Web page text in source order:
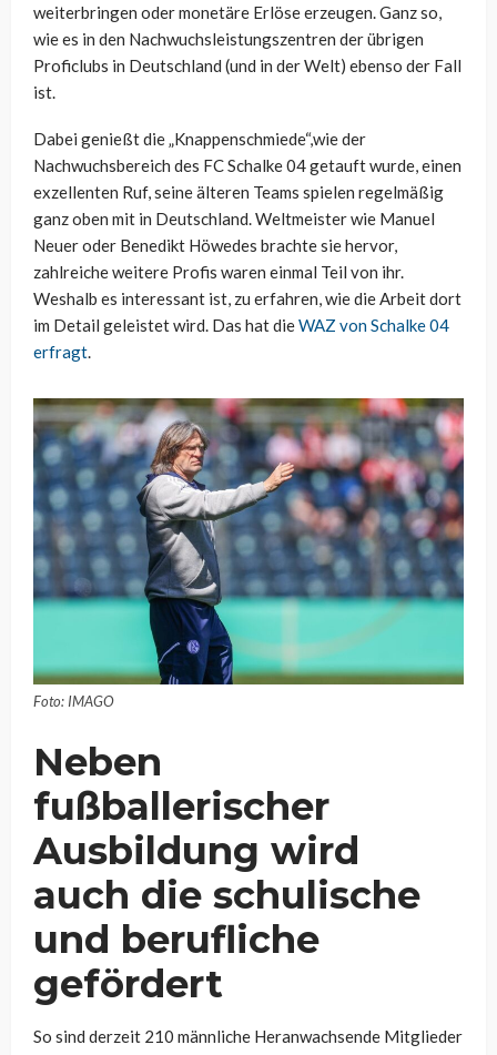
weiterbringen oder monetäre Erlöse erzeugen. Ganz so,
wie es in den Nachwuchsleistungszentren der übrigen
Proficlubs in Deutschland (und in der Welt) ebenso der Fall
ist.
Dabei genießt die „Knappenschmiede“,wie der
Nachwuchsbereich des FC Schalke 04 getauft wurde, einen
exzellenten Ruf, seine älteren Teams spielen regelmäßig
ganz oben mit in Deutschland. Weltmeister wie Manuel
Neuer oder Benedikt Höwedes brachte sie hervor,
zahlreiche weitere Profis waren einmal Teil von ihr.
Weshalb es interessant ist, zu erfahren, wie die Arbeit dort
im Detail geleistet wird. Das hat dieWAZ von Schalke 04
erfragt.
Foto: IMAGO
Neben
fußballerischer
Ausbildung wird
auch die schulische
und berufliche
gefördert
So sind derzeit 210 männliche Heranwachsende Mitglieder